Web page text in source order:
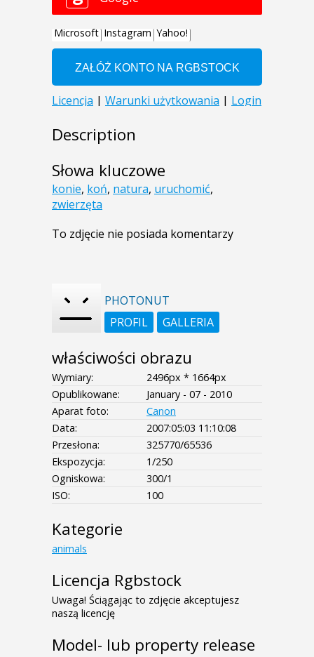
Description
Słowa kluczowe
konie, koń, natura, uruchomić,
zwierzęta
To zdjęcie nie posiada komentarzy
PHOTONUT
PROFIL
GALLERIA
właściwości obrazu
Wymiary:
2496px * 1664px
Opublikowane:
January - 07 - 2010
Aparat foto:
Canon
Data:
2007:05:03 11:10:08
Przesłona:
325770/65536
Ekspozycja:
1/250
Ogniskowa:
300/1
ISO:
100
Kategorie
animals
Licencja Rgbstock
Uwaga! Ściągając to zdjęcie akceptujesz
naszą licencję
Model- lub property release